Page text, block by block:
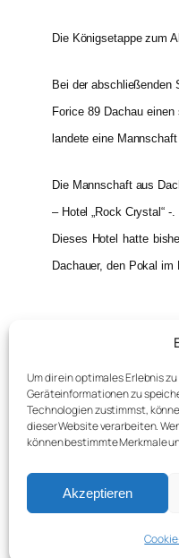
Um dir ein optimales Erlebnis
Geräteinformationen zu
Technologien zustimmst,
dieser Website verarbeiten.
können bestimmte Merkmale
Akzeptieren
Die Königsetappe zum
Bei der abschließenden
Forice 89 Dachau
landete eine
Die Mannschaft aus
– Hotel „Rock Crystal“ -.
Dieses Hotel hatte
Dachauer, den Pokal
← Mallorca
Radsport